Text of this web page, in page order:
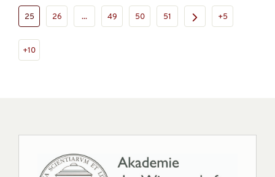
25 26 ... 49 50 51 +5
+10